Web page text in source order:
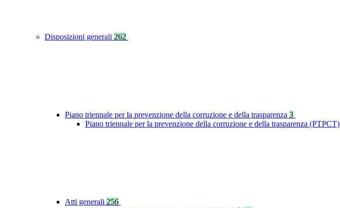
Disposizioni generali 262
Piano triennale per la prevenzione della corruzione e della trasparenza 3
Piano triennale per la prevenzione della corruzione e della trasparenza (PTPCT)
Atti generali 256